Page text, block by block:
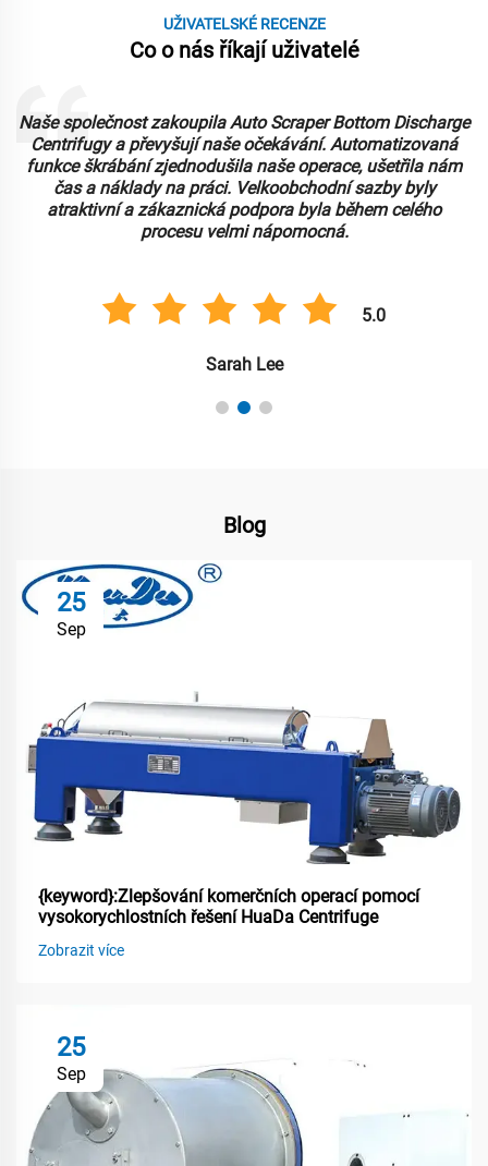
UŽIVATELSKÉ RECENZE
Co o nás říkají uživatelé
Naše společnost zakoupila Auto Scraper Bottom Discharge
Centrifugy a převyšují naše očekávání. Automatizovaná
funkce škrábání zjednodušila naše operace, ušetřila nám
čas a náklady na práci. Velkoobchodní sazby byly
atraktivní a zákaznická podpora byla během celého
procesu velmi nápomocná.
5.0
Sarah Lee
Blog
25
Sep
{keyword}:Zlepšování komerčních operací pomocí
vysokorychlostních řešení HuaDa Centrifuge
Zobrazit více
25
Sep